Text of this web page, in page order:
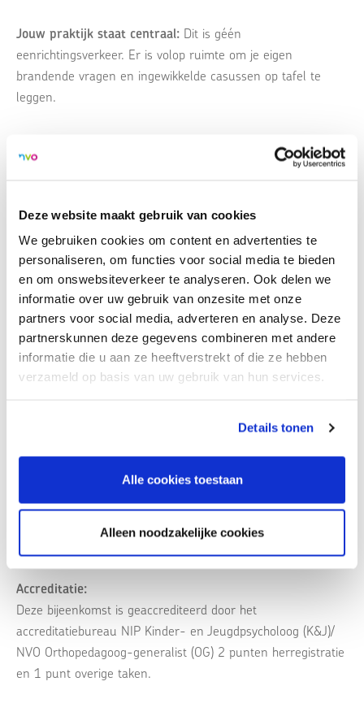
Deze website maakt gebruik van cookies
We gebruiken cookies om content en advertenties te
personaliseren, om functies voor social media te bieden
en om onswebsiteverkeer te analyseren. Ook delen we
informatie over uw gebruik van onzesite met onze
partners voor social media, adverteren en analyse. Deze
partnerskunnen deze gegevens combineren met andere
informatie die u aan ze heeftverstrekt of die ze hebben
verzameld op basis van uw gebruik van hun services.
Details tonen
Alle cookies toestaan
Alleen noodzakelijke cookies
Jouw praktijk staat centraal: Dit is géén
eenrichtingsverkeer. Er is volop ruimte om je eigen
brandende vragen en ingewikkelde casussen op tafel te
leggen.
Samen wegen we de regels, scherpen we je professionele
intuïtie aan en zorgen we dat je met hernieuwde
toetsen? Sluit dan aan bij deze praktische bijeenkomst.
Locatie:
Online via Teams (u ontvangt de link ongeveer 1 week voor
aanvang van dit webinar)
Neem contact op met
Accreditatie:
Deze bijeenkomst is geaccrediteerd door het
accreditatiebureau NIP Kinder- en Jeugdpsycholoog (K&J)/
NVO Orthopedagoog-generalist (OG) 2 punten herregistratie
en 1 punt overige taken.